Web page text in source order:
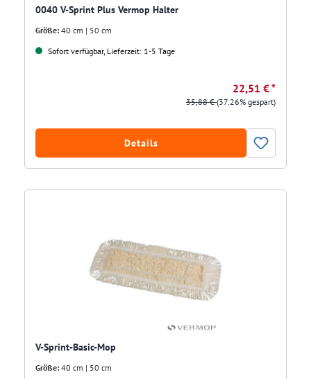
0040 V-Sprint Plus Vermop Halter
Größe: 40 cm | 50 cm
Sofort verfügbar, Lieferzeit: 1-5 Tage
22,51 € *
35,88 €(37.26% gespart)
Details
V-Sprint-Basic-Mop
Größe: 40 cm | 50 cm